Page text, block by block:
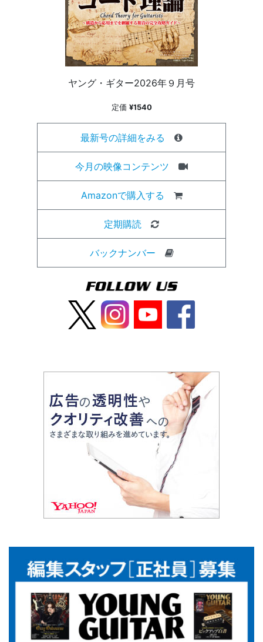
ヤング・ギター2026年９月号
定価 ¥1540
最新号の詳細をみる
今月の映像コンテンツ
Amazonで購入する
定期購読
バックナンバー